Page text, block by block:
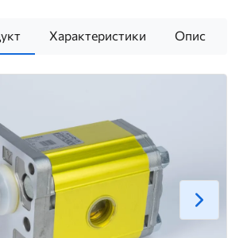
Характеристики Опис